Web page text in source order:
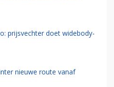
prijsvechter doet widebody-
nieuwe route vanaf